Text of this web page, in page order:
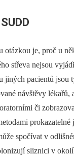
otázkou je, proč u
střeva nejsou
jiných pacientů jsou
návštěvy lékařů,
či
spočívat v
sliznici v